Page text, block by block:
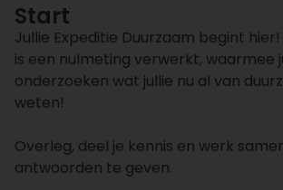
Start
Jullie Expeditie Duurzaam begint
is een nulmeting verwerkt, waarmee
onderzoeken wat jullie nu al van
weten!
Overleg, deel je kennis en werk
antwoorden te geven.